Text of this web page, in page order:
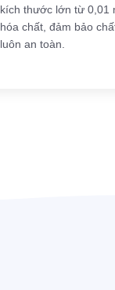
kích thước lớn từ 0,01
hóa chất, đảm bảo
luôn an toàn.